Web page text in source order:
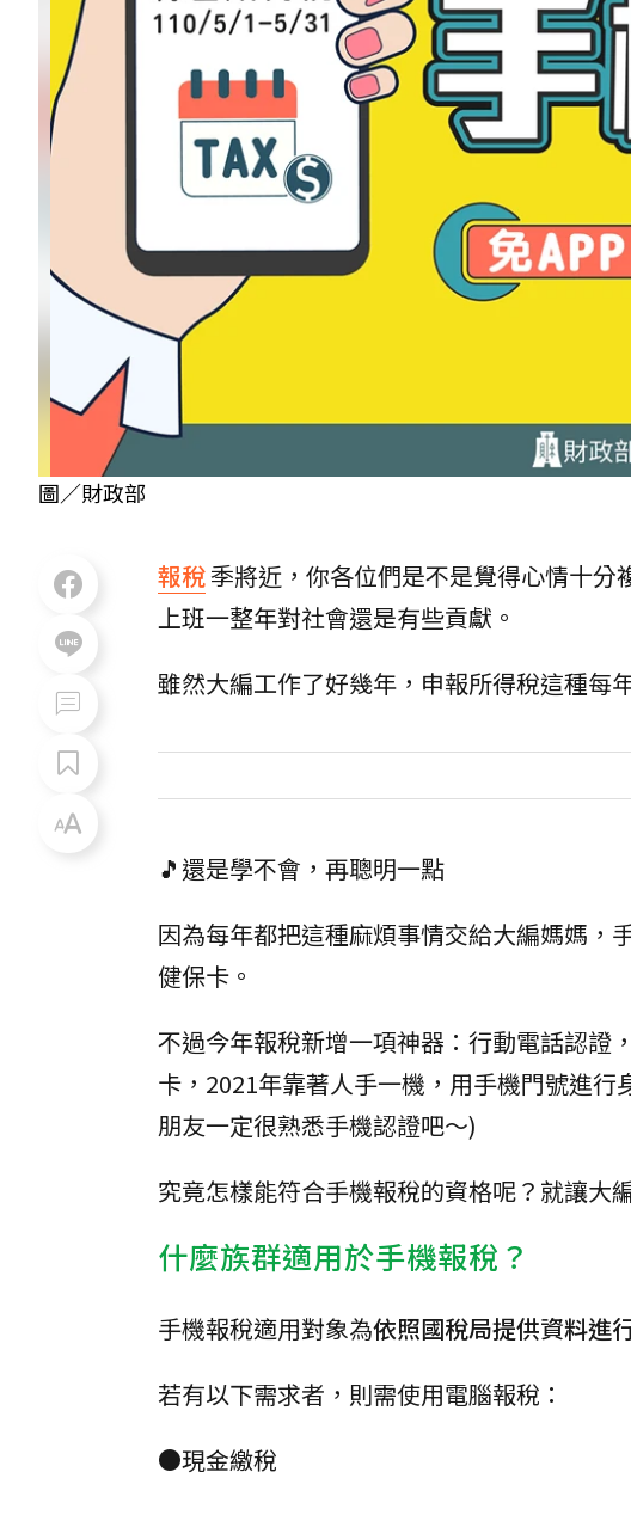
圖／財政部
報稅季將近，你各位們是不是覺得心情十
上班一整年對社會還是有些貢獻。
雖然大編工作了好幾年，申報所得稅這種每
🎵還是學不會，再聰明一點
因為每年都把這種麻煩事情交給大編媽媽，
健保卡。
不過今年報稅新增一項神器：行動電話認
卡，2021年靠著人手一機，用手機門號進
朋友一定很熟悉手機認證吧～)
究竟怎樣能符合手機報稅的資格呢？就讓大
什麼族群適用於手機報稅？
手機報稅適用對象為依照國稅局提供資料進
若有以下需求者，則需使用電腦報稅：
●現金繳稅